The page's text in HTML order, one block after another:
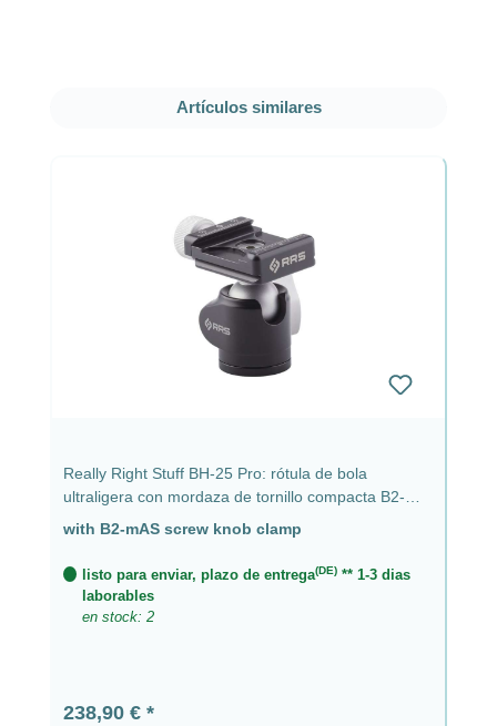
Omitir la galería de productos
Artículos similares
Really Right Stuff BH-25 Pro: rótula de bola
ultraligera con mordaza de tornillo compacta B2-
mAS
with B2-mAS screw knob clamp
listo para enviar, plazo de entrega(DE) ** 1-3 dias
laborables
en stock: 2
Precio normal:
238,90 €